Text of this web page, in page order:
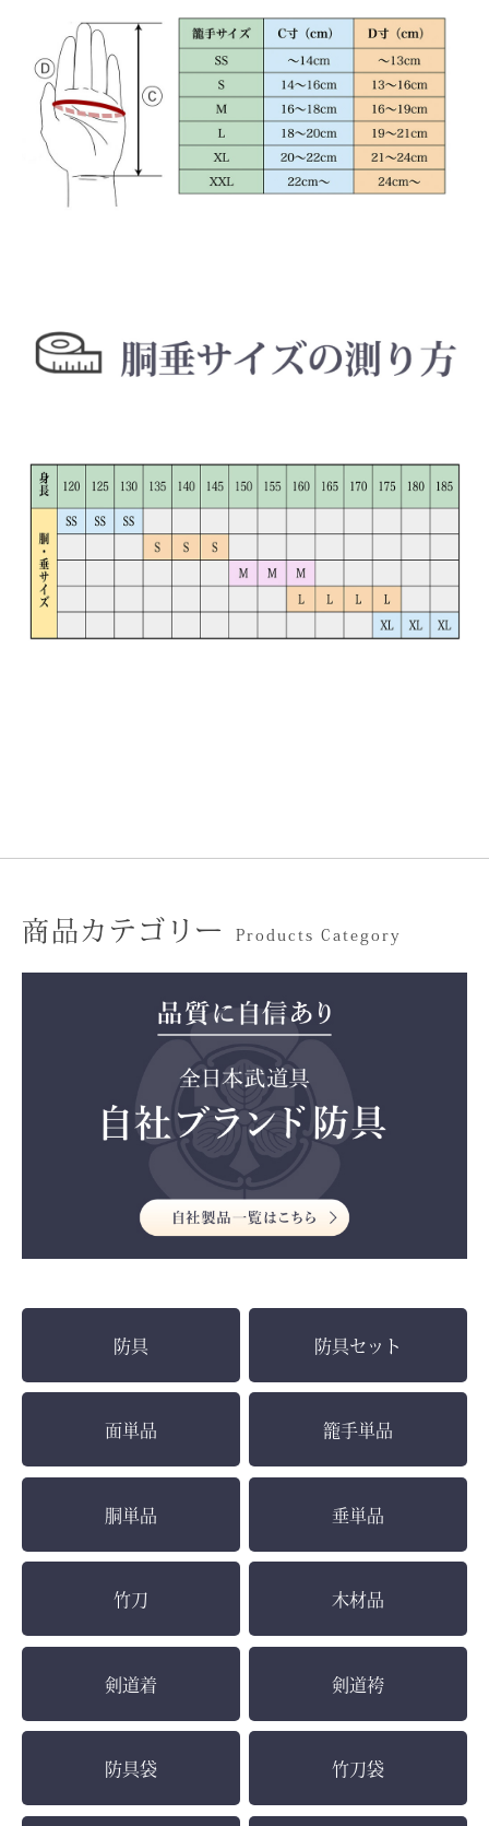
お買い物を続ける カートへ進む
商品カテゴリー Products Category
防具 防具セット
面単品 籠手単品
胴単品 垂単品
竹刀 木材品
剣道着 剣道袴
防具袋 竹刀袋